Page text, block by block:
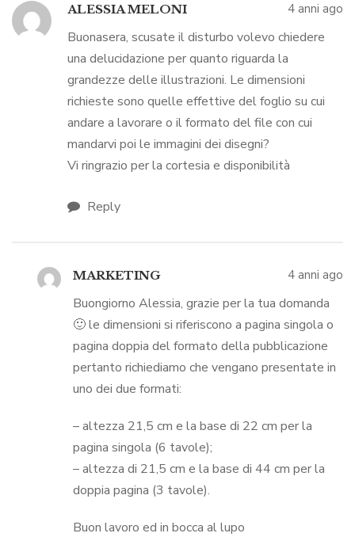
ALESSIA MELONI 4 anni ago
Buonasera, scusate il disturbo volevo chiedere
una delucidazione per quanto riguarda la
grandezze delle illustrazioni. Le dimensioni
richieste sono quelle effettive del foglio su cui
andare a lavorare o il formato del file con cui
mandarvi poi le immagini dei disegni?
Vi ringrazio per la cortesia e disponibilità
Reply
MARKETING 4 anni ago
Buongiorno Alessia, grazie per la tua domanda
🙂 le dimensioni si riferiscono a pagina singola o
pagina doppia del formato della pubblicazione
pertanto richiediamo che vengano presentate in
uno dei due formati:
– altezza 21,5 cm e la base di 22 cm per la
pagina singola (6 tavole);
– altezza di 21,5 cm e la base di 44 cm per la
doppia pagina (3 tavole).
Buon lavoro ed in bocca al lupo